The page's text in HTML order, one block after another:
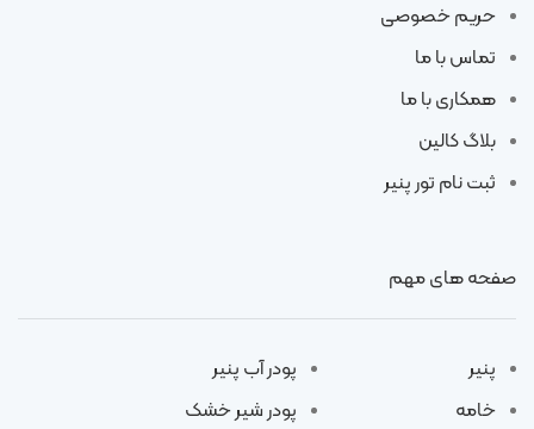
حریم خصوصی
تماس با ما
همکاری با ما
بلاگ کالین
ثبت نام تور پنیر
صفحه های مهم
پنیر
خامه
پودر آب پنیر
پودر شیر خشک